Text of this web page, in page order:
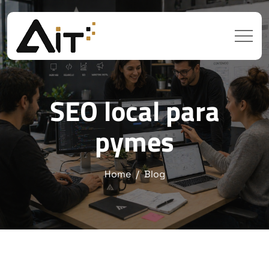
SEO local para
pymes
Home Blog